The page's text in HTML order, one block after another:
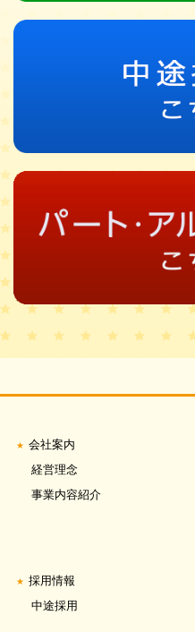
会社案内
経営理念
事業内容紹介
採用情報
中途採用